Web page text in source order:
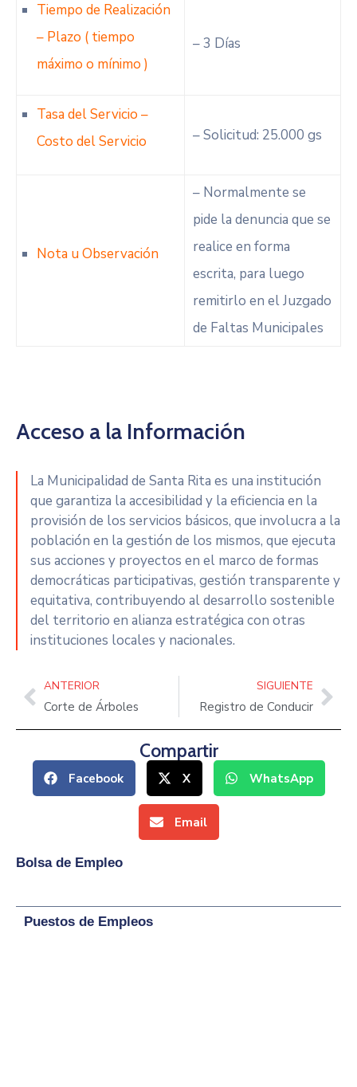
Tiempo de Realización
– Plazo ( tiempo
máximo o mínimo )
– 3 Días
Tasa del Servicio –
Costo del Servicio
– Solicitud: 25.000 gs
Nota u Observación
– Normalmente se
pide la denuncia que se
realice en forma
escrita, para luego
remitirlo en el Juzgado
de Faltas Municipales
Acceso a la Información
La Municipalidad de Santa Rita es una institución
que garantiza la accesibilidad y la eficiencia en la
provisión de los servicios básicos, que involucra a la
población en la gestión de los mismos, que ejecuta
sus acciones y proyectos en el marco de formas
democráticas participativas, gestión transparente y
equitativa, contribuyendo al desarrollo sostenible
del territorio en alianza estratégica con otras
instituciones locales y nacionales.
ANTERIOR
Corte de Árboles
SIGUIENTE
Registro de Conducir
Compartir
Facebook X WhatsApp
Email
Bolsa de Empleo
Puestos de Empleos